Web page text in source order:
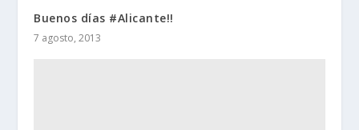
Buenos dí­as #Alicante!!
7 agosto, 2013